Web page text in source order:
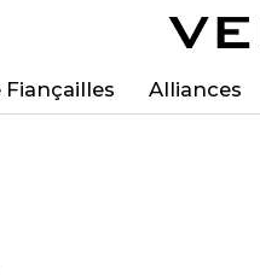
Fiançailles Alliances